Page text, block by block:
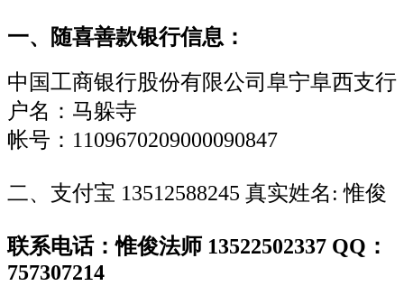
一、随喜善款银行信息：
中国工商银行股份有限公司阜宁阜西支行
户名：马躲寺
帐号：1109670209000090847
二、支付宝 13512588245 真实姓名: 惟俊
联系电话：惟俊法师 13522502337 QQ：
757307214